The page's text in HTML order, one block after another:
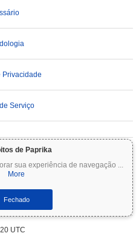
de Paprika
sua experiência de navegação ...
More
Fechado
Privacidade
Serviço
altamente voláteis e envolvem riscos
o seu investimento. Todas as
para fins informativos e não
investimento. Sempre faça sua própria
qualificado antes de tomar
se responsabiliza por quaisquer perdas
UTC